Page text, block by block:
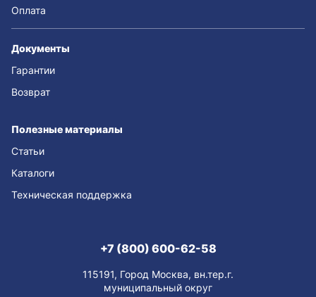
Оплата
Документы
Гарантии
Возврат
Полезные материалы
Статьи
Каталоги
Техническая поддержка
+7 (800) 600-62-58
115191, Город Москва, вн.тер.г.
муниципальный округ